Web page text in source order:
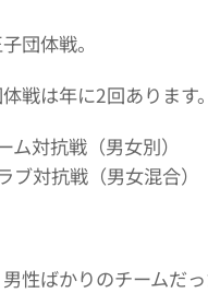
団体戦。
戦は年に2回あります。
対抗戦（男女別）
ブ対抗戦（男女混合）
性ばかりのチームだ